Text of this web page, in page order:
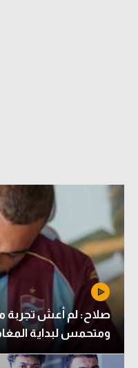
صلاح: لم أعش تجربة
ومتحمس لبداية